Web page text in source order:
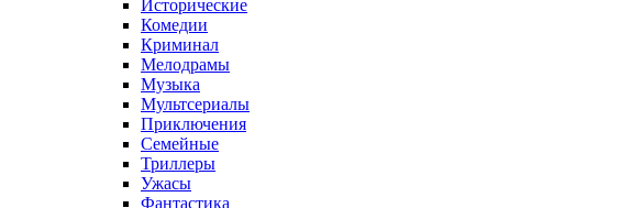
Исторические
Комедии
Криминал
Мелодрамы
Музыка
Мультсериалы
Приключения
Семейные
Триллеры
Ужасы
Фантастика